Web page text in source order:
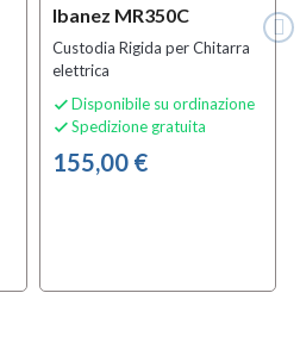
Ibanez MR350C
Custodia Rigida per Chitarra
elettrica
 Disponibile su ordinazione
 Spedizione gratuita
155,00 €